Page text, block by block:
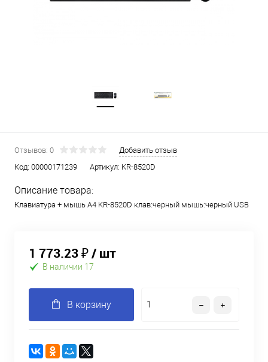
Отзывов: 0
Добавить отзыв
Код: 00000171239 Артикул: KR-8520D
Описание товара:
Клавиатура + мышь A4 KR-8520D клав:черный мышь:черный USB
1 773.23 ₽/ шт
В наличии 17
В корзину